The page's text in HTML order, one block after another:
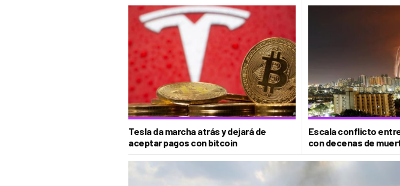
Tesla da marcha atrás y dejará de
aceptar pagos con bitcoin
Escala conflicto
con decenas de